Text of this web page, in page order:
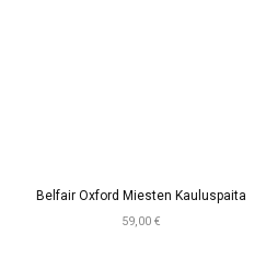
Belfair Oxford Miesten Kauluspaita
59,00 €